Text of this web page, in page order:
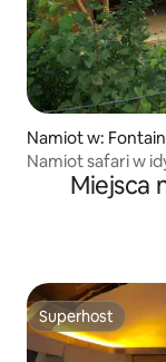
Namiot w:
Namiot safari w
Miejsca
Superhost
Superhost